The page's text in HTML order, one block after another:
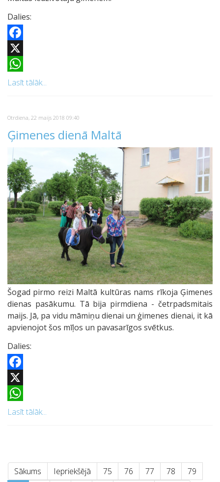
Dalies:
Facebook
X
WhatsApp
Lasīt tālāk...
Otrdiena, 22 maijs 2018 09:40
Ģimenes dienā Maltā
Šogad pirmo reizi Maltā kultūras nams rīkoja Ģimenes
dienas pasākumu. Tā bija pirmdiena - četrpadsmitais
maijs. Jā, pa vidu māmiņu dienai un ģimenes dienai, it kā
apvienojot šos mīļos un pavasarīgos svētkus.
Dalies:
Facebook
X
WhatsApp
Lasīt tālāk...
Sākums Iepriekšējā 75 76 77 78
79